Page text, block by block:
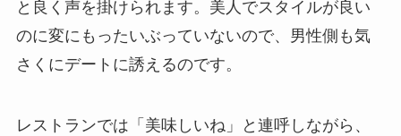
と良く声を掛けられます。美人でスタイルが良い
のに変にもったいぶっていないので、男性側も気
さくにデートに誘えるのです。
レストランでは「美味しいね」と連呼しながら、